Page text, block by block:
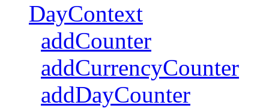
DayContext
addCounter
addCurrencyCounter
addDayCounter